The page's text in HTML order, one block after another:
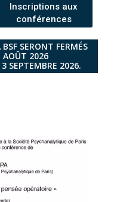
Inscriptions aux
conférences
SERONT FERMÉS
AOÛT 2026
SEPTEMBRE 2026.